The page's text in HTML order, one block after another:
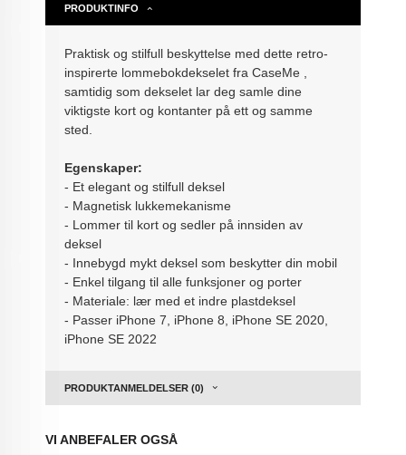
PRODUKTINFO
Praktisk og stilfull beskyttelse med dette retro-
inspirerte lommebokdekselet fra CaseMe ,
samtidig som dekselet lar deg samle dine
viktigste kort og kontanter på ett og samme
sted.
Egenskaper:
- Et elegant og stilfull deksel
- Magnetisk lukkemekanisme
- Lommer til kort og sedler på innsiden av
deksel
- Innebygd mykt deksel som beskytter din mobil
- Enkel tilgang til alle funksjoner og porter
- Materiale: lær med et indre plastdeksel
- Passer iPhone 7, iPhone 8, iPhone SE 2020,
iPhone SE 2022
PRODUKTANMELDELSER (0)
VI ANBEFALER OGSÅ